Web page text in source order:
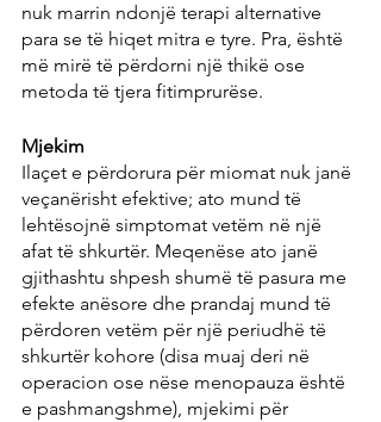
nuk marrin ndonjë terapi alternative
para se të hiqet mitra e tyre. Pra, është
më mirë të përdorni një thikë ose
metoda të tjera fitimprurëse.
Mjekim
Ilaçet e përdorura për miomat nuk janë
veçanërisht efektive; ato mund të
lehtësojnë simptomat vetëm në një
afat të shkurtër. Meqenëse ato janë
gjithashtu shpesh shumë të pasura me
efekte anësore dhe prandaj mund të
përdoren vetëm për një periudhë të
shkurtër kohore (disa muaj deri në
operacion ose nëse menopauza është
e pashmangshme), mjekimi për